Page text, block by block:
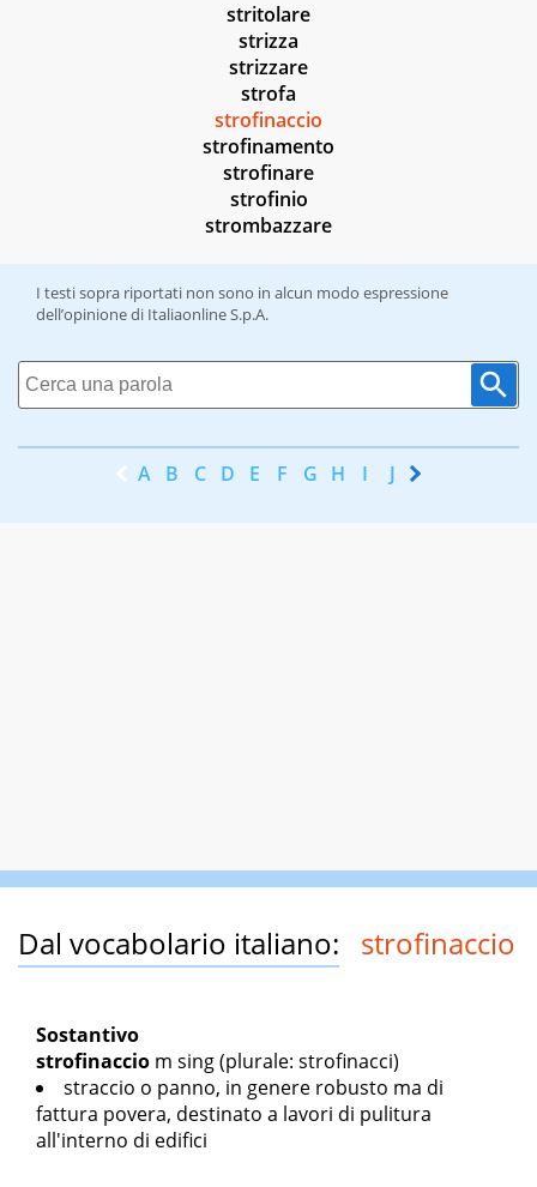
stritolare
strizza
strizzare
strofa
strofinaccio
strofinamento
strofinare
strofinio
strombazzare
I testi sopra riportati non sono in alcun modo espressione
dell’opinione di Italiaonline S.p.A.
A B C D E F G H I J K
Dal vocabolario italiano: strofinaccio
Sostantivo
strofinaccio m sing(plurale: strofinacci)
straccio o panno, in genere robusto ma di
fattura povera, destinato a lavori di pulitura
all'interno di edifici